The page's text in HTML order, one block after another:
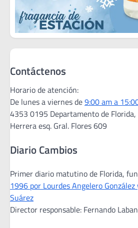
Contáctenos
Horario de atención:
De lunes a viernes de9:00 am a
4353 0195 Departamento de
Herrera esq. Gral. Flores 609
Diario Cambios
Primer diario matutino de Florida,
1996 por Lourdes Angelero
Suárez
Director responsable: Fernando